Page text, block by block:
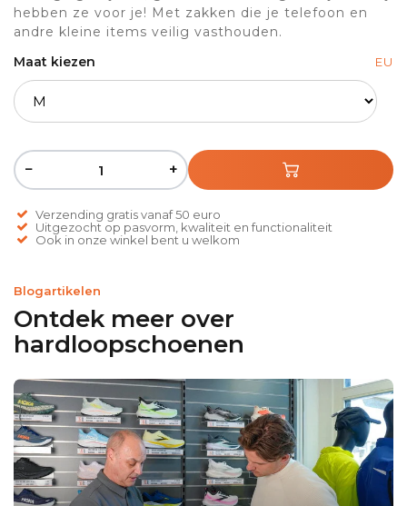
hebben ze voor je! Met zakken die je telefoon en
andre kleine items veilig vasthouden.
Maat kiezen
EU
− +
Verzending gratis vanaf 50 euro
Uitgezocht op pasvorm, kwaliteit en functionaliteit
Ook in onze winkel bent u welkom
Blogartikelen
Ontdek meer over
hardloopschoenen